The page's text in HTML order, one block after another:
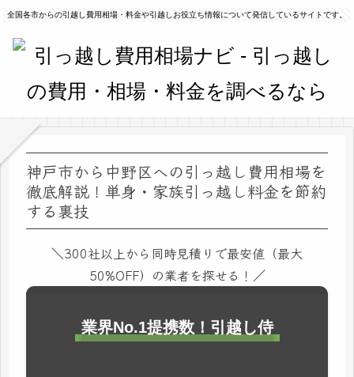
全国各市からの引越し費用相場・料金や引越しお役立ち情報について発信しているサイトです。
神戸市から中野区への引っ越し費用相場を
徹底解説！単身・家族引っ越し料金を節約
する裏技
＼300社以上から同時見積りで最安値（最大
50%OFF）の業者を探せる！／
業界No.1提携数！引越し侍